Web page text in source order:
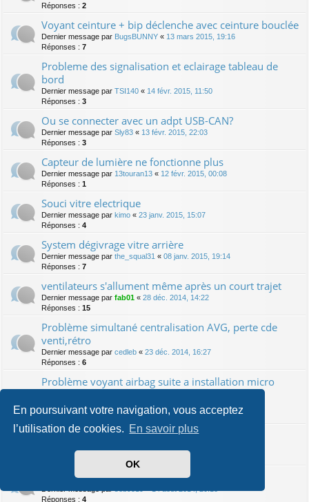
En poursuivant votre navigation, vous acceptez
l’utilisation de cookies. En savoir plus
OK
Réponses : 2
Voyant ceinture + bip déclenche avec ceinture bouclée
Dernier message par BugsBUNNY « 13 mars 2015, 19:16
Réponses : 7
Probleme des signalisation et eclairage tableau de
bord
Dernier message par TSI140 « 14 févr. 2015, 11:50
Réponses : 3
Ou se connecter avec un adpt USB-CAN?
Dernier message par Sly83 « 13 févr. 2015, 22:03
Réponses : 3
Capteur de lumière ne fonctionne plus
Dernier message par 13touran13 « 12 févr. 2015, 00:08
Réponses : 1
Souci vitre electrique
Dernier message par kimo « 23 janv. 2015, 15:07
Réponses : 4
System dégivrage vitre arrière
Dernier message par the_squal31 « 08 janv. 2015, 19:14
Réponses : 7
ventilateurs s'allument même après un court trajet
Dernier message par fab01 « 28 déc. 2014, 14:22
Réponses : 15
Problème simultané centralisation AVG, perte cde
venti,rétro
Dernier message par cedleb « 23 déc. 2014, 16:27
Réponses : 6
Problème voyant airbag suite a installation micro
Dernier message par Legremlins_Keitaro« 15 nov. 2014, 21:47
Réponses : 2
pb de radar de recul
mon toutou ne demarre plus
Réponses : 4